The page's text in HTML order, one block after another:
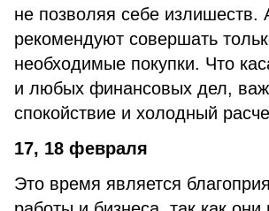
не позволяя себе излишеств.
рекомендуют совершать
необходимые покупки. Что
и любых финансовых дел,
спокойствие и холодный
17, 18 февраля
Это время является